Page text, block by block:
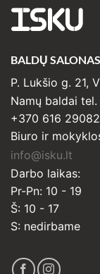
ISKU
BALDŲ
P. Lukšio g. 21,
Namų baldai
+370 616 29082
Biuro ir
info@isku.lt
Darbo laikas:
Pr-Pn: 10 - 19
Š: 10 - 17
S: nedirbame